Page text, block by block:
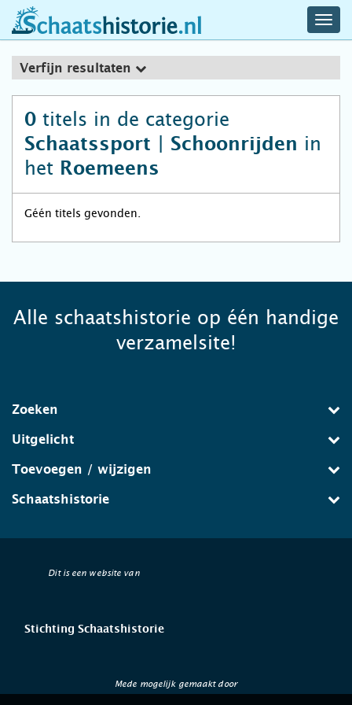
schaatshistorie.nl
Verfijn resultaten
0 titels in de categorie
Schaatssport | Schoonrijden in
het Roemeens
Géén titels gevonden.
Alle schaatshistorie op één handige
verzamelsite!
Zoeken
Uitgelicht
Toevoegen / wijzigen
Schaatshistorie
Dit is een website van
Stichting Schaatshistorie
Mede mogelijk gemaakt door